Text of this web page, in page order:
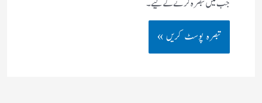
جب میں تبصرہ کرنے کےلیے۔